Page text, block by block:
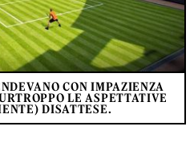
CON IMPAZIENZA
LE ASPETTATIVE
DISATTESE.